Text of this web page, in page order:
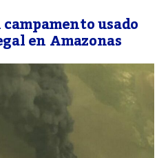
usado
en Amazonas